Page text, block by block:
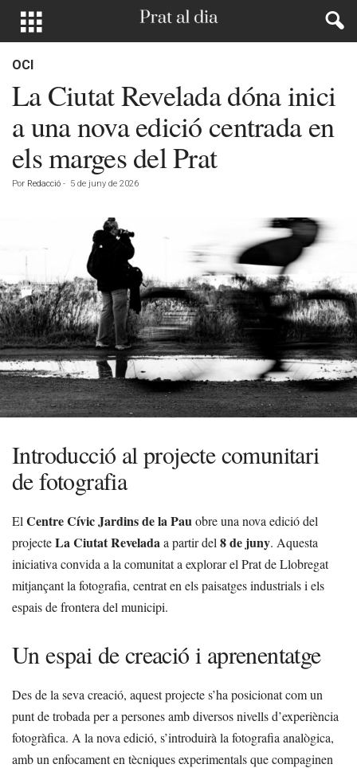
OCI
La Ciutat Revelada dóna inici
a una nova edició centrada en
els marges del Prat
Por Redacció - 5 de juny de 2026
Introducció al projecte comunitari
de fotografia
El Centre Cívic Jardins de la Pau obre una nova edició del
projecteLa Ciutat Revelada a partir del 8 de juny. Aquesta
iniciativa convida a la comunitat a explorar el Prat de Llobregat
mitjançant la fotografia, centrat en els paisatges industrials i els
espais de frontera del municipi.
Un espai de creació i aprenentatge
Des de la seva creació, aquest projecte s’ha posicionat com un
punt de trobada per a persones amb diversos nivells d’experiència
fotogràfica. A la nova edició, s’introduirà la fotografia analògica,
amb un enfocament en tècniques experimentals que compaginen